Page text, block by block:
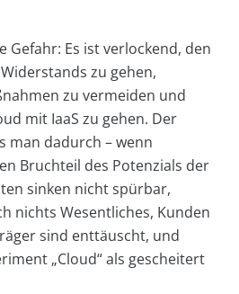
Gefahr: Es ist verlockend, den
zu gehen,
zu vermeiden und
mit IaaS zu gehen. Der
man dadurch – wenn
Bruchteil des Potenzials der
sinken nicht spürbar,
nichts Wesentliches, Kunden
sind enttäuscht, und
„Cloud“ als gescheitert